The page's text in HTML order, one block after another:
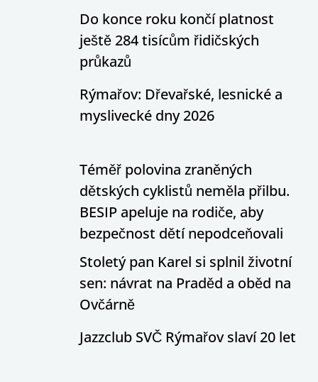
Do konce roku končí platnost
ještě 284 tisícům řidičských
průkazů
Rýmařov: Dřevařské, lesnické a
myslivecké dny 2026
Téměř polovina zraněných
dětských cyklistů neměla přilbu.
BESIP apeluje na rodiče, aby
bezpečnost dětí nepodceňovali
Stoletý pan Karel si splnil životní
sen: návrat na Praděd a oběd na
Ovčárně
Jazzclub SVČ Rýmařov slaví 20 let